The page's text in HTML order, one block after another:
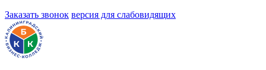
Заказать звонок версия для слабовидящих